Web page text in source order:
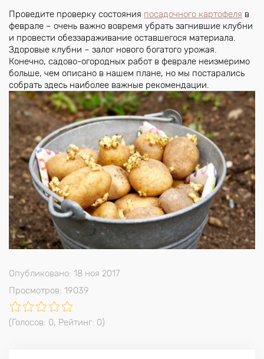
Проведите проверку состояния посадочного картофеля в
феврале – очень важно вовремя убрать загнившие клубни
и провести обеззараживание оставшегося материала.
Здоровые клубни – залог нового богатого урожая.
Конечно, садово-огородных работ в феврале неизмеримо
больше, чем описано в нашем плане, но мы постарались
собрать здесь наиболее важные рекомендации.
Опубликовано: 18 ноя 2017
Просмотров: 19039
(Голосов: 0, Рейтинг: 0)